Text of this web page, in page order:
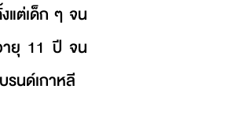
แต่เด็ก ๆ จน
ายุ 11 ปี จน
รนด์เกาหลี